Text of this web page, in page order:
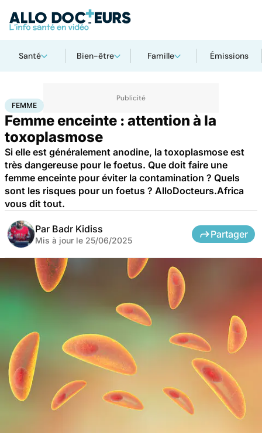
Santé Bien-être Famille Émissions
AccueilFamille
FEMME
Femme enceinte : attention à la
toxoplasmose
Si elle est généralement anodine, la toxoplasmose est
très dangereuse pour le foetus. Que doit faire une
femme enceinte pour éviter la contamination ? Quels
sont les risques pour un foetus ? AlloDocteurs.Africa
vous dit tout.
Par Badr Kidiss
Mis à jour le 25/06/2025
Partager